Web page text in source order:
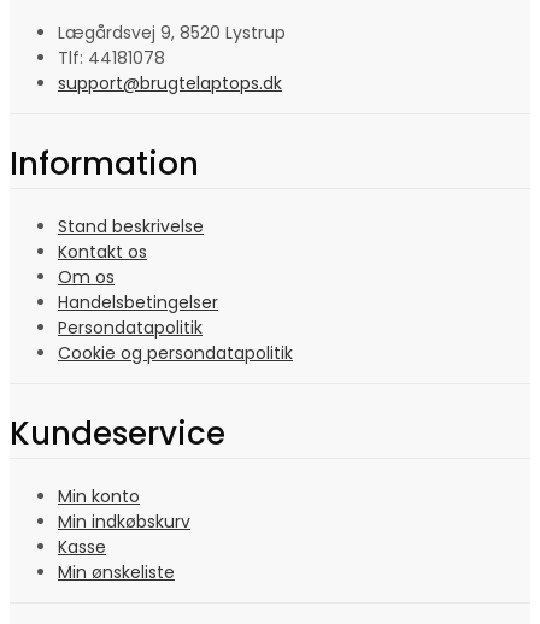
Lægårdsvej 9, 8520 Lystrup
Tlf: 44181078
support@brugtelaptops.dk
Information
Stand beskrivelse
Kontakt os
Om os
Handelsbetingelser
Persondatapolitik
Cookie og persondatapolitik
Kundeservice
Min konto
Min indkøbskurv
Kasse
Min ønskeliste